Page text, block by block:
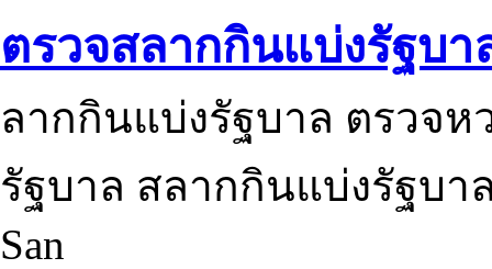
ตรวจสลากกินแบ่งรัฐบา
ลากกินแบ่งรัฐบาล ตรวจ
รัฐบาล สลากกินแบ่งรัฐบา
San